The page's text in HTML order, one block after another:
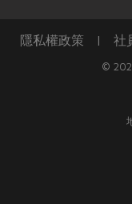
隱私權政策 | 社
©